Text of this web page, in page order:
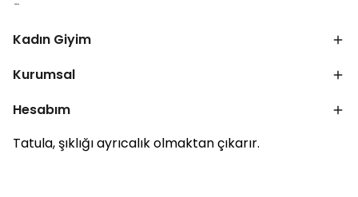
Kadın Giyim
Kurumsal
Hesabım
Tatula, şıklığı ayrıcalık olmaktan çıkarır.